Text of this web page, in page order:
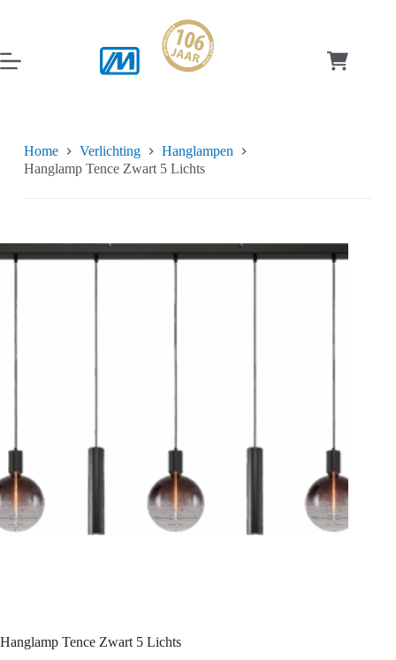
inhoud
Home Verlichting
Hanglampen
Hanglamp Tence Zwart 5 Lichts
Hanglamp Tence Zwart 5 Lichts